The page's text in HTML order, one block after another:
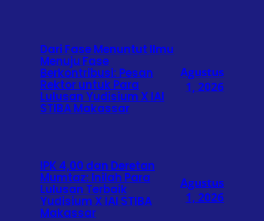
Dari Fase Menuntut Ilmu
Menuju Fase
Berkontribusi: Pesan
Rektor untuk Para
Lulusan Yudisium X IAI
STIBA Makassar
Agustus
1, 2026
IPK 4,00 dan Deretan
Mumtaz: Inilah Para
Lulusan Terbaik
Yudisium X IAI STIBA
Makassar
Agustus
1, 2026